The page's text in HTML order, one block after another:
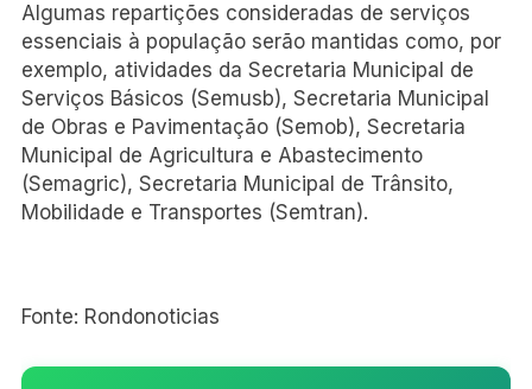
Algumas repartições consideradas de serviços
essenciais à população serão mantidas como, por
exemplo, atividades da Secretaria Municipal de
Serviços Básicos (Semusb), Secretaria Municipal
de Obras e Pavimentação (Semob), Secretaria
Municipal de Agricultura e Abastecimento
(Semagric), Secretaria Municipal de Trânsito,
Mobilidade e Transportes (Semtran).
Fonte: Rondonoticias